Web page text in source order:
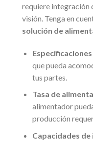
requiere integración
visión. Tenga en
solución de
que pueda
tus partes.
Tasa de
alimentador
producción
Capacidades